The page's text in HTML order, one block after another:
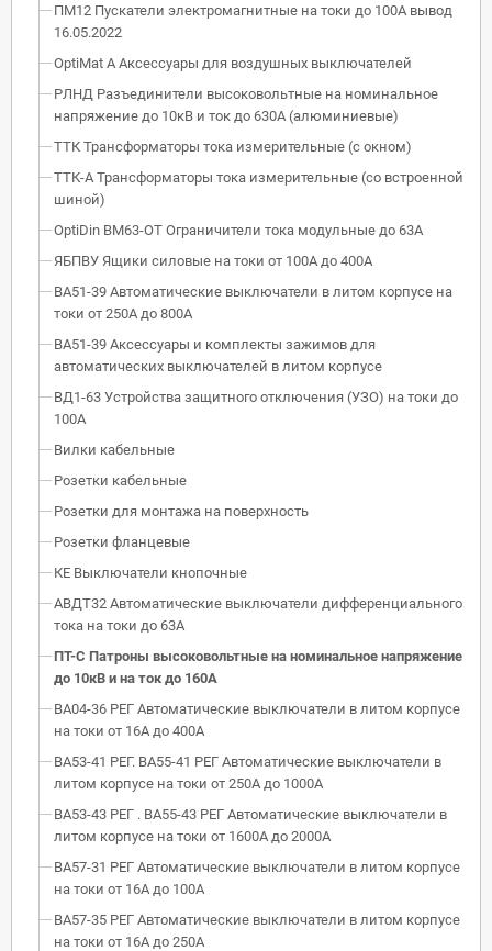
ПМ12 Пускатели электромагнитные на токи до 100А вывод
16.05.2022
OptiMat A Аксессуары для воздушных выключателей
РЛНД Разъединители высоковольтные на номинальное
напряжение до 10кВ и ток до 630А (алюминиевые)
ТТК Трансформаторы тока измерительные (с окном)
ТТК-А Трансформаторы тока измерительные (со встроенной
шиной)
OptiDin BM63-OT Ограничители тока модульные до 63А
ЯБПВУ Ящики силовые на токи от 100А до 400А
ВА51-39 Автоматические выключатели в литом корпусе на
токи от 250А до 800А
ВА51-39 Аксессуары и комплекты зажимов для
автоматических выключателей в литом корпусе
ВД1-63 Устройства защитного отключения (УЗО) на токи до
100А
Вилки кабельные
Розетки кабельные
Розетки для монтажа на поверхность
Розетки фланцевые
КЕ Выключатели кнопочные
АВДТ32 Автоматические выключатели дифференциального
тока на токи до 63А
ПТ-С Патроны высоковольтные на номинальное напряжение
до 10кВ и на ток до 160А
ВА04-36 РЕГ Автоматические выключатели в литом корпусе
на токи от 16А до 400А
ВА53-41 РЕГ. ВА55-41 РЕГ Автоматические выключатели в
литом корпусе на токи от 250А до 1000А
ВА53-43 РЕГ . ВА55-43 РЕГ Автоматические выключатели в
литом корпусе на токи от 1600А до 2000А
ВА57-31 РЕГ Автоматические выключатели в литом корпусе
на токи от 16А до 100А
ВА57-35 РЕГ Автоматические выключатели в литом корпусе
на токи от 16А до 250А